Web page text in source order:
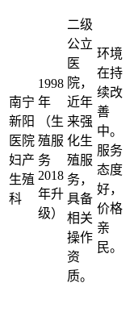
南宁
新阳
医院
妇产
生殖
科
1998
年
（生
殖服
务
2018
年升
级）
二级
公立
医
院，
近年
来强
化生
殖服
务，
具备
相关
操作
资
质。
环境
在持
续改
善
中。
服务
态度
好，
价格
亲
民。